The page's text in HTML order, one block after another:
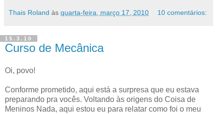
Thais Roland às quarta-feira, março 17, 2010 10 comentários:
15.3.10
Curso de Mecânica
Oi, povo!
Conforme prometido, aqui está a surpresa que eu estava
preparando pra vocês. Voltando às origens do Coisa de
Meninos Nada, aqui estou eu para relatar como foi o meu